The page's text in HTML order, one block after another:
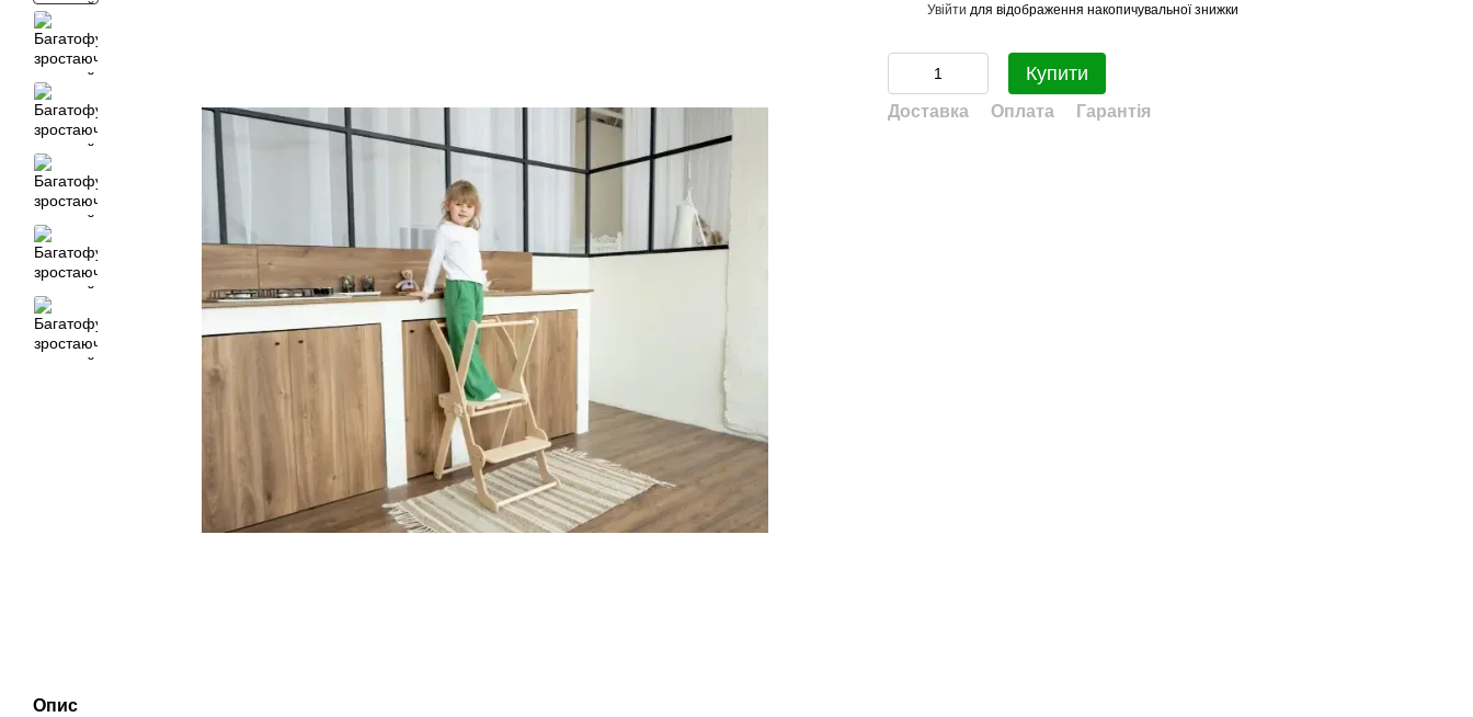
Опис
Увійти для відображення накопичувальної знижки
Купити
Доставка Оплата Гарантія